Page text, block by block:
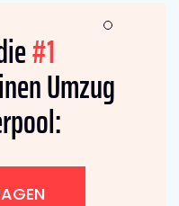
#1
Umzug